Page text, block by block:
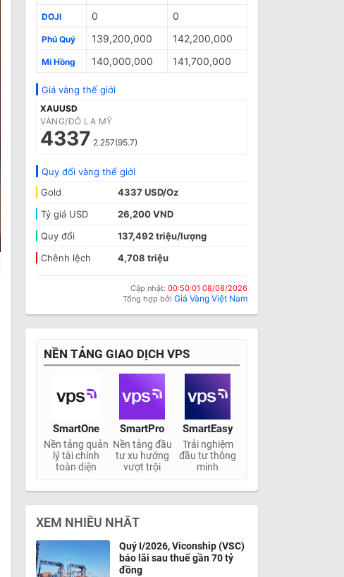
DOJI 0 0
Phú Quý 139,200,000 142,200,000
Mi Hồng 140,000,000 141,700,000
Giá vàng thế giới
XAUUSD
VÀNG/ĐÔ LA MỸ
4337 2.257(95.7)
Quy đổi vàng thế giới
Gold
4337 USD/Oz
Tỷ giá USD
26,200 VND
Quy đổi
137,492 triệu/lượng
Chênh lệch
4,708 triệu
Cập nhật: 00:50:01 08/08/2026
Tổng hợp bởi Giá Vàng Việt Nam
NỀN TẢNG GIAO DỊCH VPS
SmartOne SmartPro SmartEasy
Nền tảng quản
lý tài chính
toàn diện
Nền tảng đầu
tư xu hướng
vượt trội
Trải nghiệm
đầu tư thông
minh
XEM NHIỀU NHẤT
Quý I/2026, Viconship (VSC)
báo lãi sau thuế gần 70 tỷ
đồng